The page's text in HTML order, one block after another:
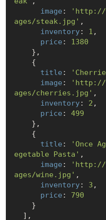
image :
'http://
ages/steak.jpg' ,
inventory: 1 ,
price : 1380
title :
image :
'http://
ages/cherries.jpg' ,
inventory: 2 ,
price : 499
title :
'Once
egetable Pasta' ,
image :
'http://
ages/wine.jpg' ,
inventory: 3 ,
price : 790